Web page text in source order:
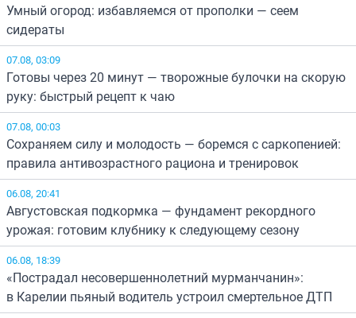
Умный огород: избавляемся от прополки — сеем
сидераты
07.08, 03:09
Готовы через 20 минут — творожные булочки на скорую
руку: быстрый рецепт к чаю
07.08, 00:03
Сохраняем силу и молодость — боремся с саркопенией:
правила антивозрастного рациона и тренировок
06.08, 20:41
Августовская подкормка — фундамент рекордного
урожая: готовим клубнику к следующему сезону
06.08, 18:39
«Пострадал несовершеннолетний мурманчанин»:
в Карелии пьяный водитель устроил смертельное ДТП